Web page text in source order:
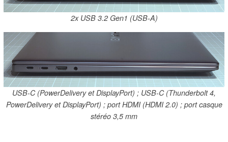
2x USB 3.2 Gen1 (USB-A)
USB-C (PowerDelivery et DisplayPort) ; USB-C (Thunderbolt 4,
PowerDelivery et DisplayPort) ; port HDMI (HDMI 2.0) ; port casque
stéréo 3,5 mm